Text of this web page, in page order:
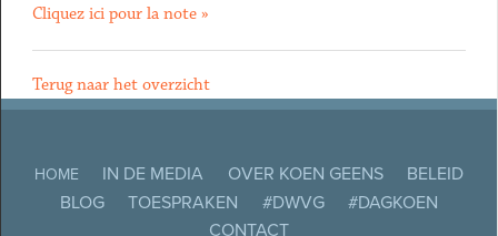
Cliquez ici pour la note »
Terug naar het overzicht
HOME IN DE MEDIA OVER KOEN GEENS
BELEID
BLOG
TOESPRAKEN #DWVG
#DAGKOEN
CONTACT